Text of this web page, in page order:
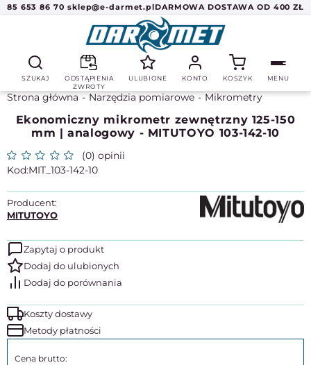
85 653 86 70 sklep@e-darmet.plDARMOWA DOSTAWA OD 400 ZŁ
SZUKAJ
ODSTĄPIENIA
ZWROTY
ULUBIONE KONTO KOSZYK MENU
Strona główna Narzędzia pomiarowe Mikrometry
Ekonomiczny mikrometr zewnętrzny 125-150
mm | analogowy - MITUTOYO 103-142-10
(0) opinii
MIT_103-142-10
Producent:
MITUTOYO
Zapytaj o produkt
Koszty dostawy
Metody płatności